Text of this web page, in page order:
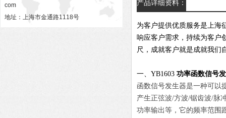
com
地址：上海市金通路1118号
产品详细资料：
为客户提供优质服务是上海
响应客户需求，持续为客户
尺，成就客户就是成就我们
一、YB1603 功率函数信号
函数信号发生器是一种可以
产生正弦波/方波/锯齿波/脉
功率输出等，它的频率范围